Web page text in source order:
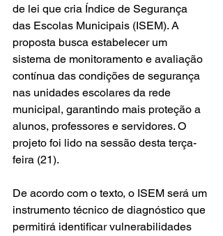
de lei que cria Índice de Segurança
das Escolas Municipais (ISEM). A
proposta busca estabelecer um
sistema de monitoramento e avaliação
contínua das condições de segurança
nas unidades escolares da rede
municipal, garantindo mais proteção a
alunos, professores e servidores. O
projeto foi lido na sessão desta terça-
feira (21).
De acordo com o texto, o ISEM será um
instrumento técnico de diagnóstico que
permitirá identificar vulnerabilidades